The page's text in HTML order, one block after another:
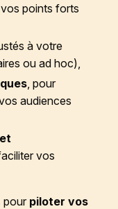
points forts
à votre
ou ad hoc),
, pour
audiences
vos
pour piloter vos